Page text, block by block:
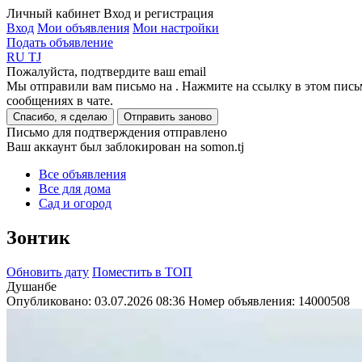
Личный кабинет Вход и регистрация
Вход Мои объявления Мои настройки
Подать объявление
RU TJ
Пожалуйста, подтвердите ваш email
Мы отправили вам письмо на . Нажмите на ссылку в этом
сообщениях в чате.
Спасибо, я сделаю Отправить заново
Письмо для подтверждения отправлено
Ваш аккаунт был заблокирован на somon.tj
Все объявления
Все для дома
Сад и огород
Зонтик
Обновить дату Поместить в ТОП
Душанбе
Опубликовано: 03.07.2026 08:36 Номер объявления: 14000508